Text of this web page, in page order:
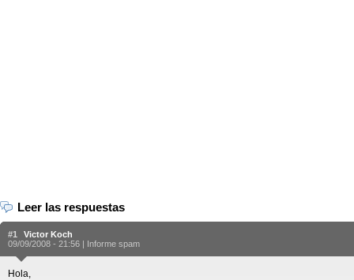
Leer las respuestas
#1
Victor Koch
09/09/2008 - 21:56 | Informe spam
Hola,